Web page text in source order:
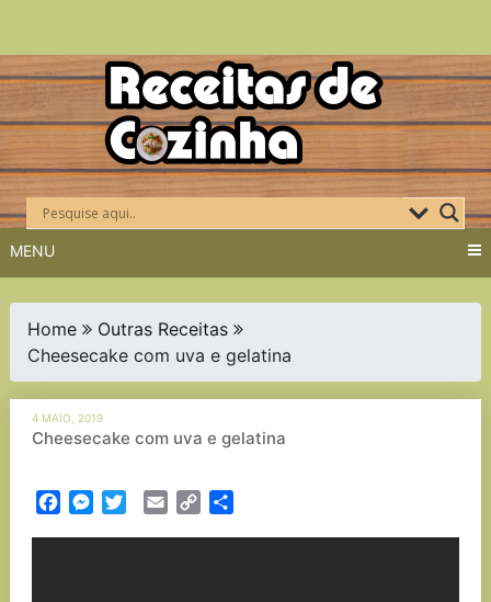
Skip
to
content
MENU
Home
Outras Receitas
Cheesecake com uva e gelatina
4 MAIO, 2019
Cheesecake com uva e gelatina
FacebookMessenger
TwitterEmail Copy